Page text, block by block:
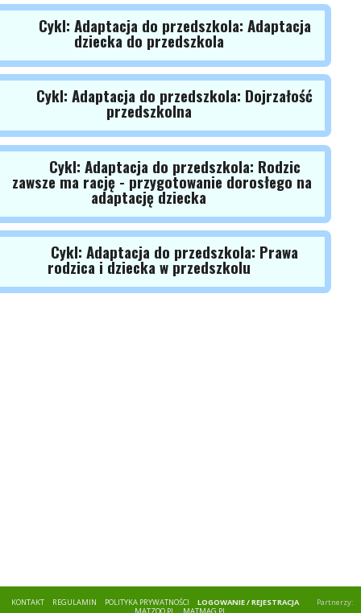
Cykl: Adaptacja do przedszkola: Adaptacja
dziecka do przedszkola
Cykl: Adaptacja do przedszkola: Dojrzałość
przedszkolna
Cykl: Adaptacja do przedszkola: Rodzic
zawsze ma rację - przygotowanie dorosłego na
adaptację dziecka
Cykl: Adaptacja do przedszkola: Prawa
rodzica i dziecka w przedszkolu
KONTAKT REGULAMIN POLITYKA PRYWATNOŚCI LOGOWANIE / REJESTRACJA
Partnerzy: